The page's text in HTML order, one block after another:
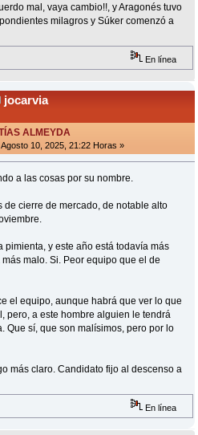
mal, vaya cambio!!, y Aragonés tuvo
milagros y Súker comenzó a
En línea
jocarvia
ALMEYDA
Agosto 10, 2025, 21:22 Horas »
a las cosas por su nombre.
cierre de mercado, de notable alto
pimienta, y este año está todavía más
malo. Si. Peor equipo que el de
el equipo, aunque habrá que ver lo que
pero, a este hombre alguien le tendrá
Que sí, que son malísimos, pero por lo
más claro. Candidato fijo al descenso a
En línea